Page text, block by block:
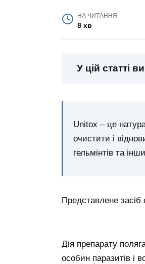
НА ЧИТАННЯ
8 хв
У цій статті
Unitox – це
очистити і
гельмінтів та
Представлене
Дія препарату
особин паразитів і